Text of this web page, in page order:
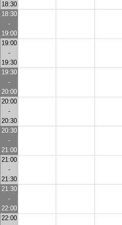
18:30
18:30
-
19:00
19:00
-
19:30
19:30
-
20:00
20:00
-
20:30
20:30
-
21:00
21:00
-
21:30
21:30
-
22:00
22:00